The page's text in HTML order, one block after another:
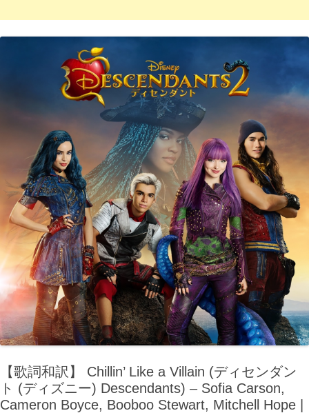
【歌詞和訳】 Chillin’ Like a Villain (ディセンダン
ト (ディズニー) Descendants) – Sofia Carson,
Cameron Boyce, Booboo Stewart, Mitchell Hope |